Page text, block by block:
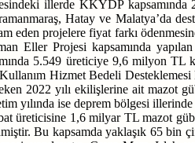
illerde KKYDP kapsamında
Hatay ve Malatya’da
eden projelere fiyat farkı
Eller Projesi kapsamında yapılan
5.549 üreticiye 9,6 milyon
Hizmet Bedeli Desteklemesi
2022 yılı ekilişlerine ait mazot
yılında ise deprem bölgesi
üreticisine 1,6 milyar TL mazot
Bu kapsamda yaklaşık 65 bin